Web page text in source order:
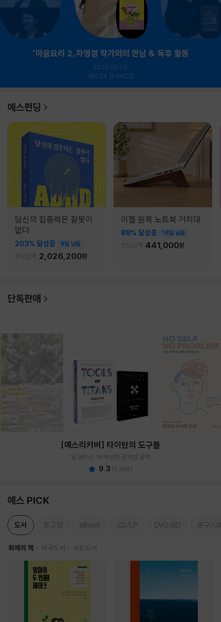
『마음요리 2』차영경 작가와의 만남 & 독후 활동
2026.09.05.
예스24 강서NC점
예스펀딩
당신의 집중력은 잘못이
없다
203% 달성중 9일 남음
펀딩금액 2,026,200원
이젤 원목 노트북 거치대
88% 달성중 16일 남음
펀딩금액 441,000원
단독판매
[예스리커버] 타이탄의 도구들
팀 페리스 저/박선령,정지현 공역
9.3 (1,396)
예스 PICK
도서 중고샵 eBook CD/LP DVD/BD 문구/
화제의 책 외국도서 세트도서